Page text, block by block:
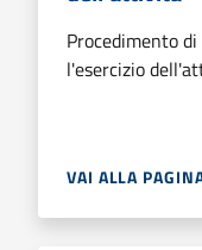
Procedimento
l'esercizio
VAI ALLA